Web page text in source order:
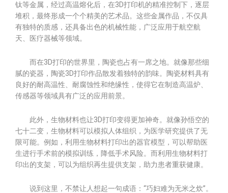
钛等金属，经过高温熔化后，在3D打印机的精准控制下，逐层
堆积，最终形成一个个精美的艺术品。这些金属作品，不仅具
有独特的质感，还具备出色的机械性能，广泛应用于航空航
天、医疗器械等领域。
而在3D打印的世界里，陶瓷也占有一席之地。就像那些细
腻的瓷器，陶瓷3D打印作品散发着独特的韵味。陶瓷材料具有
良好的耐高温性、耐腐蚀性和绝缘性，使得它在制造高温炉、
传感器等领域具有广泛的应用前景。
此外，生物材料也让3D打印变得更加神奇。就像孙悟空的
七十二变，生物材料可以模拟人体组织，为医学研究提供了无
限可能。例如，利用生物材料打印出的器官模型，可以帮助医
生进行手术前的模拟训练，降低手术风险。而利用生物材料打
印出的支架，可以为组织再生提供支架，助力患者重获健康。
说到这里，不禁让人想起一句成语：“巧妇难为无米之炊”。